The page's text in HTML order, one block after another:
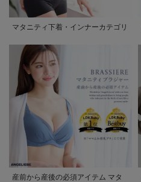
マタニティ下着・インナーカテゴリ
産前から産後の必須アイテム マタ